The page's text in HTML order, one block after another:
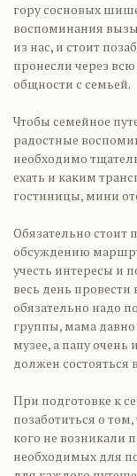
гору сосновых
воспоминания
из нас, и стоит
пронесли через
общности с семьей.
Чтобы семейное
радостные
необходимо
ехать и каким
гостиницы, мини
Обязательно стоит
обсуждению
учесть интересы и
весь день
обязательно надо
группы, мама
музее, а папу
должен состояться
При подготовке к
позаботиться о
кого не возникали
необходимых для